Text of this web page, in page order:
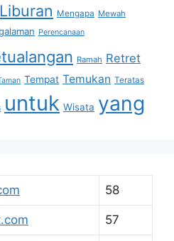
Liburan Mengapa Mewah
Perencanaan
Ramah Retret
Tempat Temukan Teratas
untuk Wisata yang
58
57